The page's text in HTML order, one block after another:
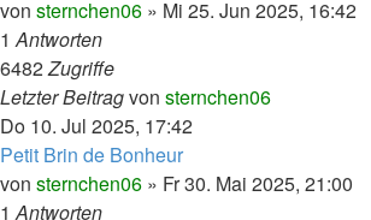
von sternchen06 » Mi 25. Jun 2025, 16:42
1Antworten
6482Zugriffe
Letzter Beitragvon sternchen06
Do 10. Jul 2025, 17:42
Petit Brin de Bonheur
von sternchen06 » Fr 30. Mai 2025, 21:00
1Antworten